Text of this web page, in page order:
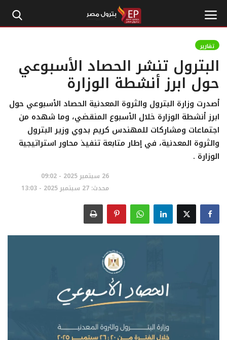
الرئيسية
إتصل بنا
بترول
أخبار مصر
غاز
فيديو وتوك شو
تقارير
البترول تنشر الحصاد الأسبوعي
حول ابرز أنشطة الوزارة
أصدرت وزارة البترول والثروة المعدنية الحصاد الأسبوعي حول
ابرز أنشطة الوزارة خلال الأسبوع المنقضي، وما شهده من
اجتماعات ومشاركات للمهندس كريم بدوي وزير البترول
والثروة المعدنية، في إطار متابعة تنفيذ محاور استراتيجية
الوزارة .
26 سبتمبر 2025 - 09:02
محدث: 27 سبتمبر 2025 - 13:03